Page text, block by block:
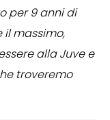
per 9 anni di
il massimo,
alla Juve e
troveremo